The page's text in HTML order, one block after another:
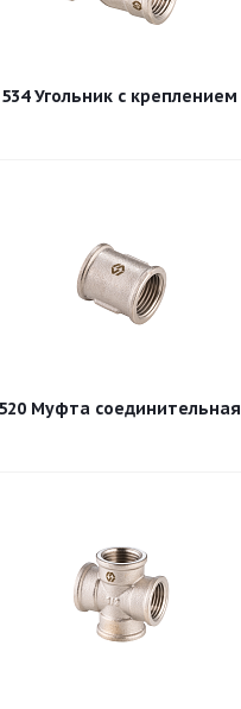
534 Угольник с креплением
520 Муфта соединительная